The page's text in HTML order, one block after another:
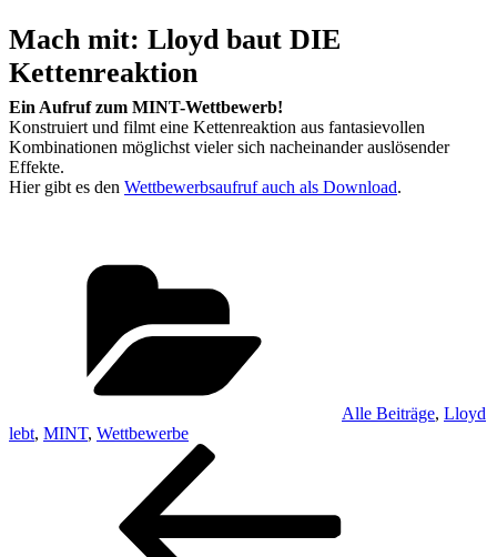
Mach mit: Lloyd baut DIE
Kettenreaktion
Ein Aufruf zum MINT-Wettbewerb!
Konstruiert und filmt eine Kettenreaktion aus fantasievollen
Kombinationen möglichst vieler sich nacheinander auslösender
Effekte.
Hier gibt es den Wettbewerbsaufruf auch als Download.
Alle Beiträge, Lloyd
lebt, MINT, Wettbewerbe
Beitragsnavigation